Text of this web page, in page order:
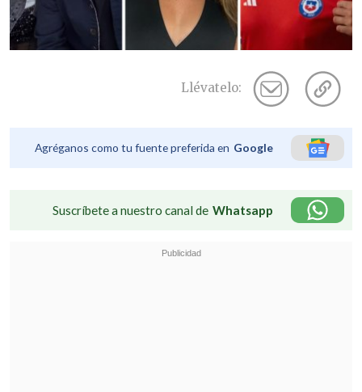
Llévatelo:
Agréganos como tu fuente preferida en Google
Suscríbete a nuestro canal de Whatsapp